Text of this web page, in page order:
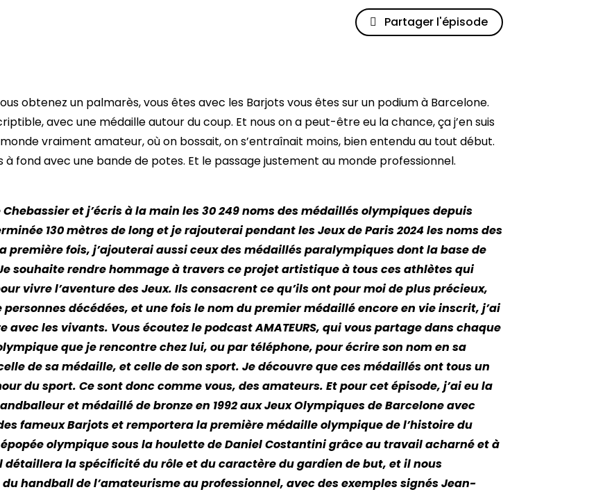
Partager l'épisode
obtenez un palmarès, vous êtes avec les Barjots vous êtes sur un podium à Barcelone.
avec une médaille autour du coup. Et nous on a peut-être eu la chance, ça j’en suis
vraiment amateur, où on bossait, on s’entraînait moins, bien entendu au tout début.
à fond avec une bande de potes. Et le passage justement au monde professionnel.
et j’écris à la main les 30 249 noms des médaillés olympiques depuis
130 mètres de long et je rajouterai pendant les Jeux de Paris 2024 les noms des
première fois, j’ajouterai aussi ceux des médaillés paralympiques dont la base de
souhaite rendre hommage à travers ce projet artistique à tous ces athlètes qui
vivre l’aventure des Jeux. Ils consacrent ce qu’ils ont pour moi de plus précieux,
décédées, et une fois le nom du premier médaillé encore en vie inscrit, j’ai
les vivants. Vous écoutez le podcast AMATEURS, qui vous partage dans chaque
que je rencontre chez lui, ou par téléphone, pour écrire son nom en sa
de sa médaille, et celle de son sport. Je découvre que ces médaillés ont tous un
du sport. Ce sont donc comme vous, des amateurs. Et pour cet épisode, j’ai eu la
et médaillé de bronze en 1992 aux Jeux Olympiques de Barcelone avec
fameux Barjots et remportera la première médaille olympique de l’histoire du
olympique sous la houlette de Daniel Costantini grâce au travail acharné et à
détaillera la spécificité du rôle et du caractère du gardien de but, et il nous
handball de l’amateurisme au professionnel, avec des exemples signés Jean-